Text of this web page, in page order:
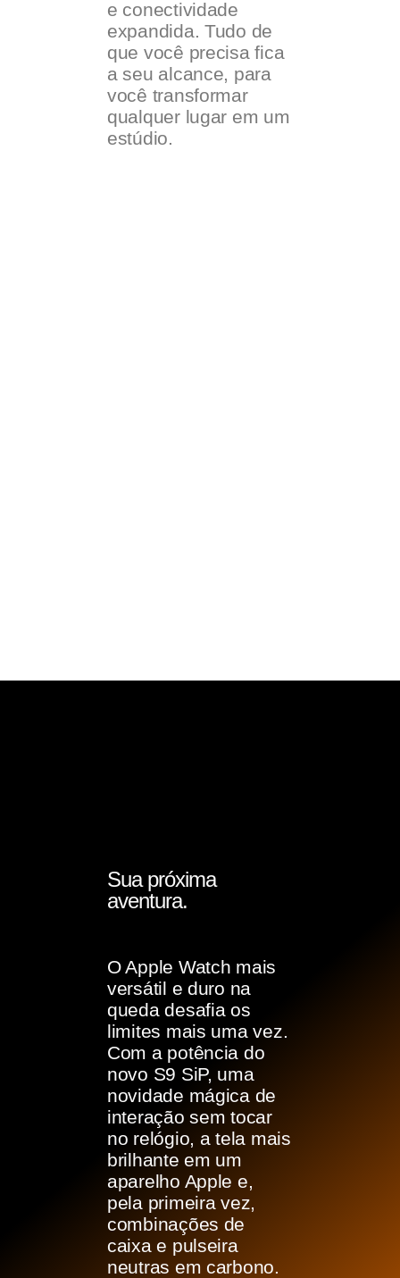
e conectividade
expandida. Tudo de
que você precisa fica
a seu alcance, para
você transformar
qualquer lugar em um
estúdio.
Sua próxima
aventura.
O Apple Watch mais
versátil e duro na
queda desafia os
limites mais uma vez.
Com a potência do
novo S9 SiP, uma
novidade mágica de
interação sem tocar
no relógio, a tela mais
brilhante em um
aparelho Apple e,
pela primeira vez,
combinações de
caixa e pulseira
neutras em carbono.